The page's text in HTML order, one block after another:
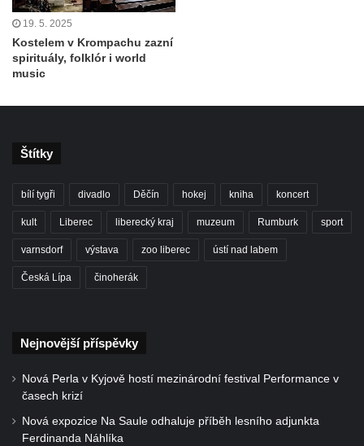
19. 5. 2025
Kostelem v Krompachu zazní
spirituály, folklór i world
music
Štítky
bílí tygři divadlo Děčín hokej kniha koncert
kult Liberec liberecký kraj muzeum Rumburk sport
varnsdorf výstava zoo liberec ústí nad labem
Česká Lípa činoherák
Nejnovější příspěvky
Nová Perla v Kyjově hostí mezinárodní festival Performance v
časech krizí
Nová expozice Na Saule odhaluje příběh lesního adjunkta
Ferdinanda Náhlíka